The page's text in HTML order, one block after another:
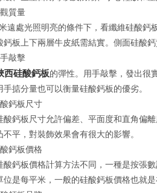
質量
遠處光照明亮的條件下，看纖維硅酸鈣
鈣板上下兩層牛皮紙需結實。側面硅酸
敲擊
西硅酸鈣板的彈性。用手敲擊，發出很
手掂分量也可以衡量硅酸鈣板的優劣。
鈣板尺寸
酸鈣板尺寸允許偏差、平面度和直角偏
不平，對裝飾效果會有很大的影響。
鈣板價格
酸鈣板價格計算方法不同，一種是按張
位是每平米，一般的硅酸鈣板價格也就